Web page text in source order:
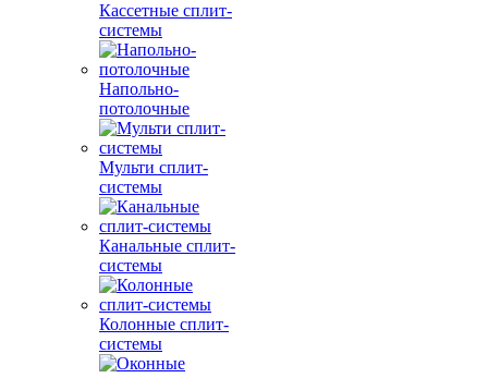
Кассетные сплит-
системы
Напольно-
потолочные
Мульти сплит-
системы
Канальные сплит-
системы
Колонные сплит-
системы